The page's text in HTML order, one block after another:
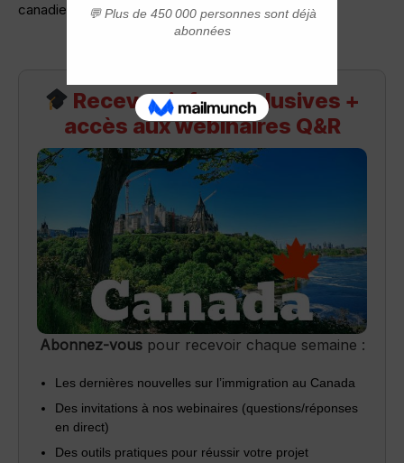
canadienne.
Recevez infos exclusives +
accès aux webinaires Q&R
Abonnez-vouspour recevoir chaque semaine :
Les dernières nouvelles sur l’immigration au Canada
Des invitations à nos webinaires (questions/réponses
en direct)
Des outils pratiques pour réussir votre projet